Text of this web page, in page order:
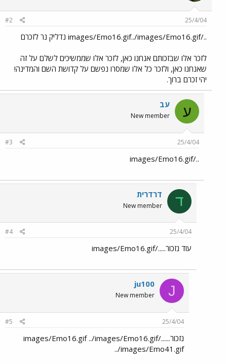
25/4/04
#2
../images/Emo16.gif../images/Emo16.gif נדליק נר לזכרם
לזכר אלו שבזכותם אנחנו כאן, לזכר אלו שממשיכים לשלם על זה
שאנחנו כאן, ולזכר כל אלו שמסרו נפשם על קדושת השם והמדינה!
יהי זכרם ברוך.
ע עב
New member
25/4/04
#3
../images/Emo16.gif
ד דרדרית
New member
25/4/04
#4
עוד נזכור...../images/Emo16.gif
J
ju100
New member
25/4/04
#5
נזכור....../images/Emo16.gif ../images/Emo16.gif
../images/Emo41.gif